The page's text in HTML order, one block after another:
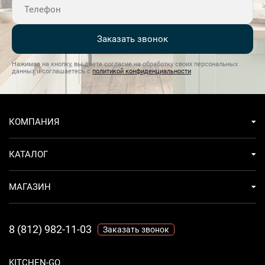
Глубина упаковки, см
Капучинатор
Коллекция Collezione
Комплектация
3 фильтра (на 1 чашку, на 2 чашки, для
Paper Pods)1 мерная ложка/ темпер для утрамбовки
Материал корпуса Нержавеющая сталь + пластик
Нескользящие ножки
Заказать звонок
Нажимая на кнопку, вы даете согласие на обработку своих персональных
данных и соглашаетесь с политикой конфиденциальности
KITCHEN-GO
КОМПАНИЯ
КАТАЛОГ
МАГАЗИН
8 (812) 982-11-03 Заказать звонок